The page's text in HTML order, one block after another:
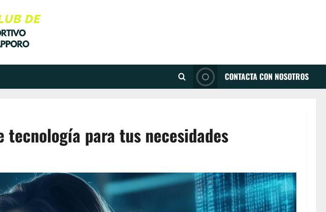
CONTACTA CON NOSOTROS
para tus necesidades